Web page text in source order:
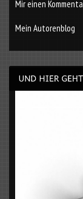
Mir einen
Mein Autorenblog